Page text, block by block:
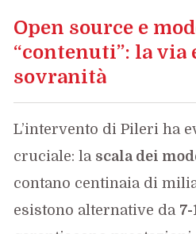
Open source e
“contenuti”: la via
sovranità
L’intervento di Pileri ha
cruciale: la scala dei
contano centinaia di
esistono alternative da